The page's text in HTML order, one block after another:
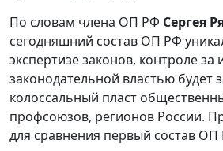
По словам члена ОП РФ Сергея
сегодняшний состав ОП РФ
экспертизе законов, контроле
законодательной властью будет
колоссальный пласт
профсоюзов, регионов России.
для сравнения первый состав ОП